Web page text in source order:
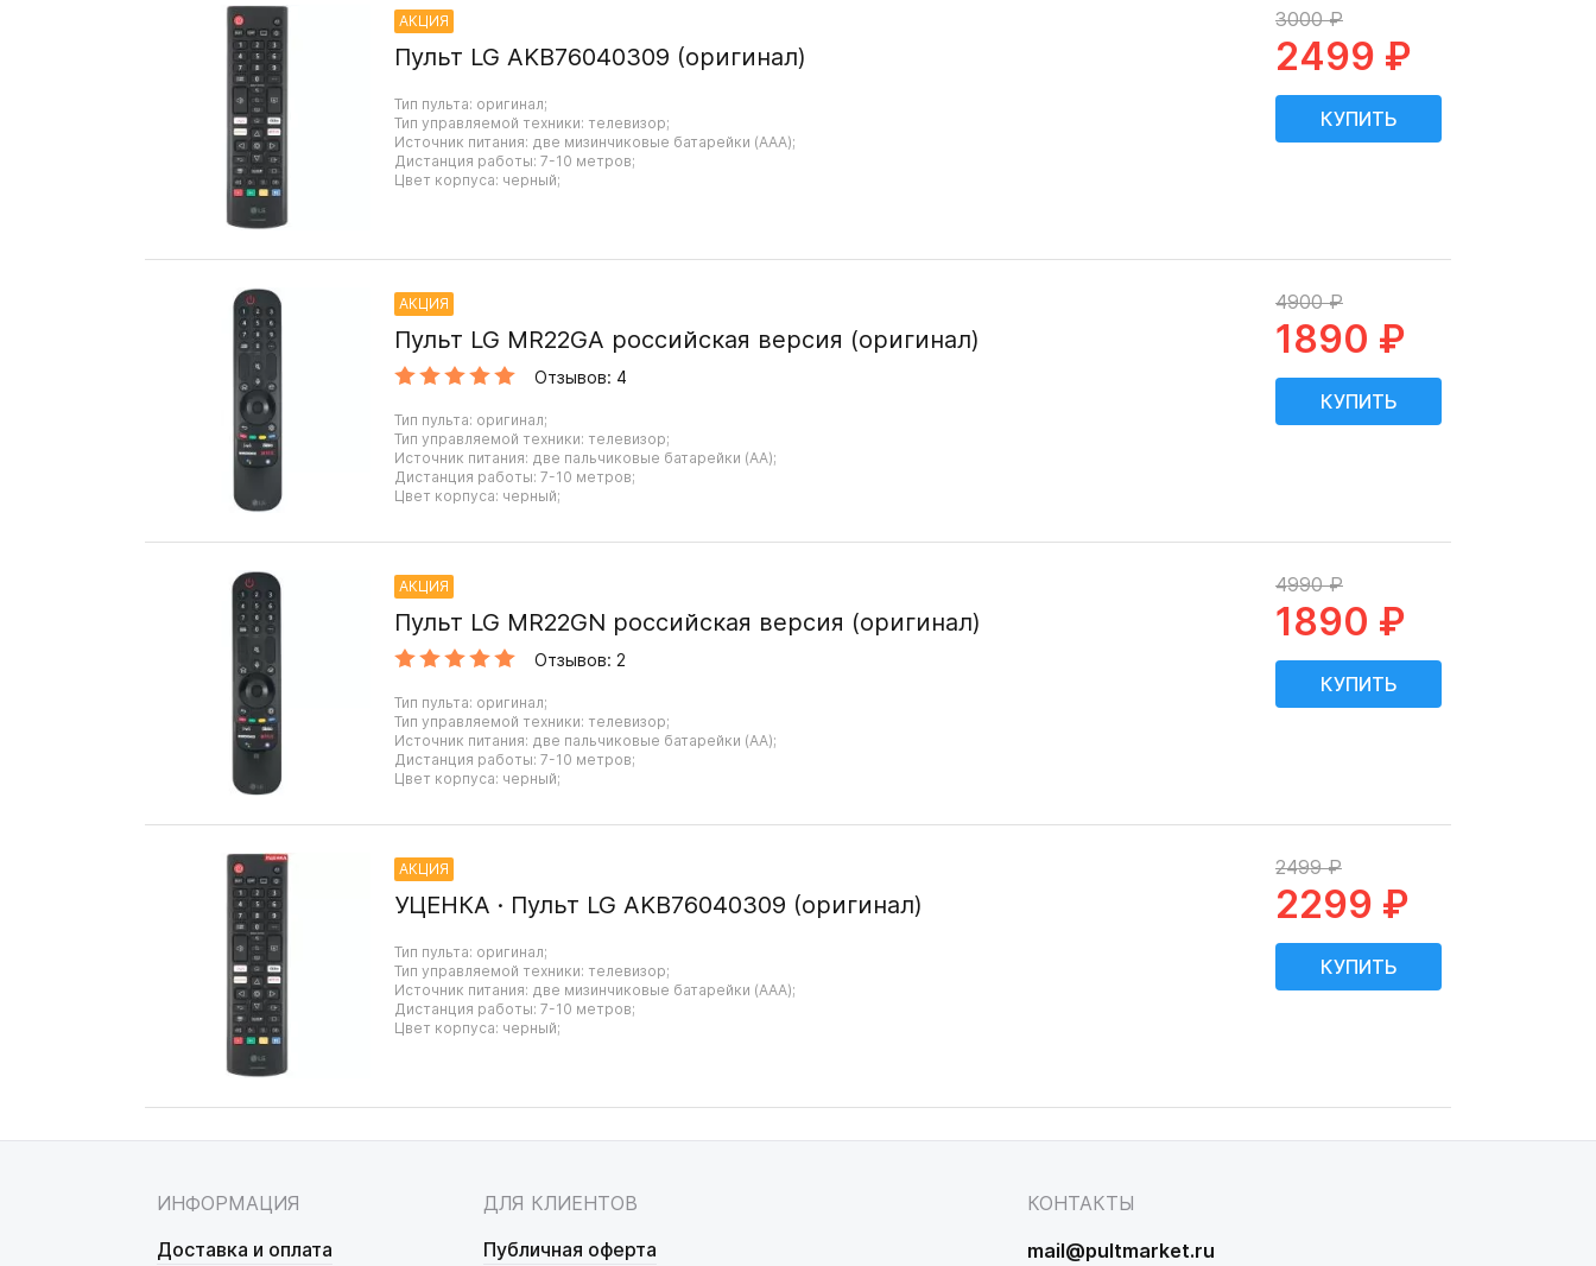
АКЦИЯ
Пульт LG AKB76040309 (оригинал)
Тип пульта: оригинал;
Тип управляемой техники: телевизор;
Источник питания: две мизинчиковые батарейки (AAA);
Дистанция работы: 7-10 метров;
Цвет корпуса: черный;
3000 ₽
2499 ₽
АКЦИЯ
Пульт LG MR22GA российская версия (оригинал)
Отзывов: 4
Тип пульта: оригинал;
Тип управляемой техники: телевизор;
Источник питания: две пальчиковые батарейки (AA);
Дистанция работы: 7-10 метров;
Цвет корпуса: черный;
4900 ₽
1890 ₽
АКЦИЯ
Пульт LG MR22GN российская версия (оригинал)
Отзывов: 2
Тип пульта: оригинал;
Тип управляемой техники: телевизор;
Источник питания: две пальчиковые батарейки (AA);
Дистанция работы: 7-10 метров;
Цвет корпуса: черный;
4990 ₽
1890 ₽
АКЦИЯ
УЦЕНКА · Пульт LG AKB76040309 (оригинал)
Тип пульта: оригинал;
Тип управляемой техники: телевизор;
Источник питания: две мизинчиковые батарейки (AAA);
Дистанция работы: 7-10 метров;
Цвет корпуса: черный;
2499 ₽
2299 ₽
ИНФОРМАЦИЯ
Доставка и оплата
ДЛЯ КЛИЕНТОВ
Публичная оферта
КОНТАКТЫ
mail@pultmarket.ru